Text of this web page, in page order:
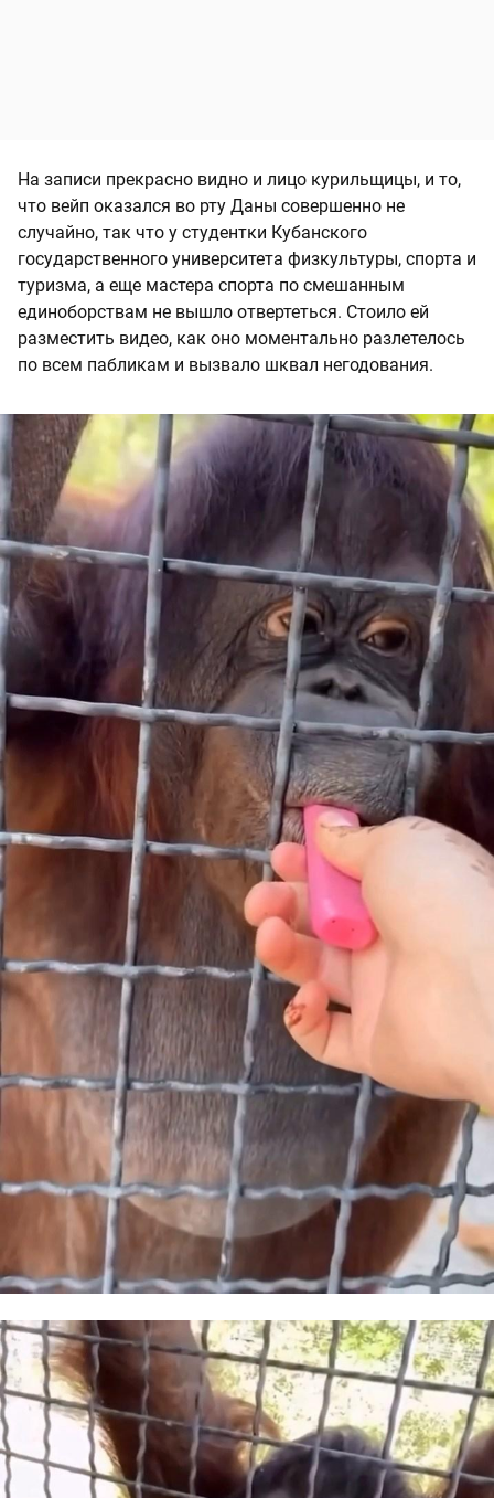
На записи прекрасно видно и лицо курильщицы, и то,
что вейп оказался во рту Даны совершенно не
случайно, так что у студентки Кубанского
государственного университета физкультуры, спорта и
туризма, а еще мастера спорта по смешанным
единоборствам не вышло отвертеться. Стоило ей
разместить видео, как оно моментально разлетелось
по всем пабликам и вызвало шквал негодования.